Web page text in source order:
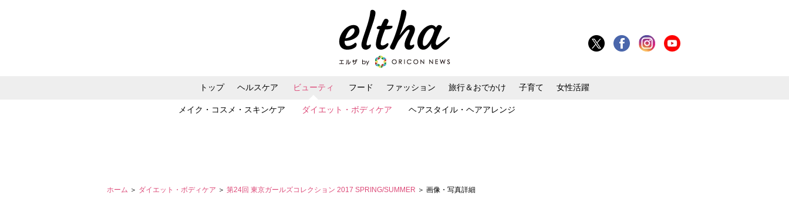
トップ ヘルスケア ビューティ
メイク・コスメ・スキンケア ダイエット・ボディケア ヘアスタイル・ヘアアレンジ
フード ファッション 旅行＆おでかけ 子育て 女性活躍
ホーム ＞ ダイエット・ボディケア ＞ 第24回 東京ガールズコレクション 2017 SPRING/SUMMER ＞ 画像・写真詳細